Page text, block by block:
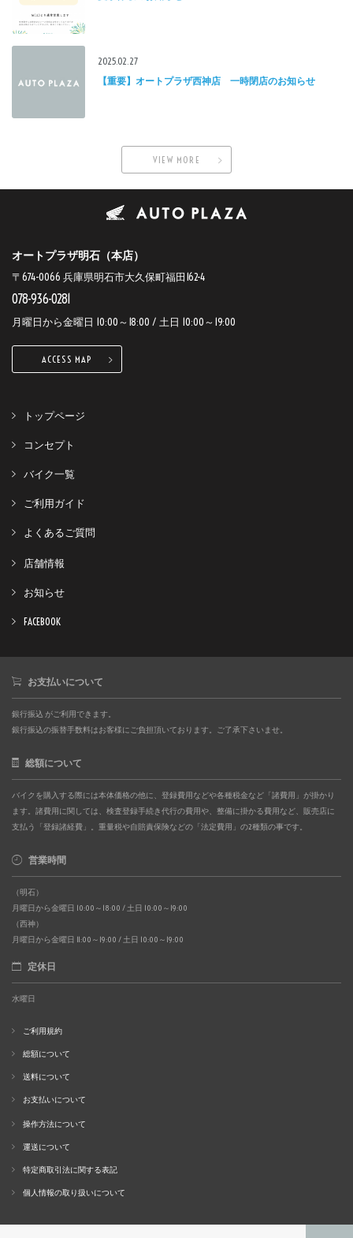
2025.02.27
【重要】オートプラザ西神店 一時閉店のお知らせ
VIEW MORE
オートプラザ明石（本店）
〒674-0066 兵庫県明石市大久保町福田162-4
078-936-0281
月曜日から金曜日 10:00～18:00 / 土日 10:00～19:00
ACCESS MAP
トップページ
コンセプト
バイク一覧
ご利用ガイド
よくあるご質問
店舗情報
お知らせ
FACEBOOK
お支払いについて
銀行振込 がご利用できます。
銀行振込の振替手数料はお客様にご負担頂いております。ご了承下さいませ。
総額について
バイクを購入する際には本体価格の他に、登録費用などや各種税金など「諸費用」が掛かり
ます。諸費用に関しては、検査登録手続き代行の費用や、整備に掛かる費用など、販売店に
支払う「登録諸経費」。重量税や自賠責保険などの「法定費用」の2種類の事です。
営業時間
（明石）
月曜日から金曜日 10:00～18:00 / 土日 10:00～19:00
（西神）
月曜日から金曜日 11:00～19:00 / 土日 10:00～19:00
定休日
水曜日
ご利用規約
総額について
送料について
お支払いについて
操作方法について
運送について
特定商取引法に関する表記
個人情報の取り扱いについて